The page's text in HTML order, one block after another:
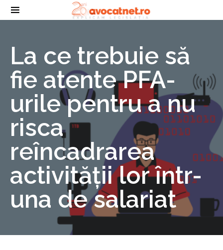
La ce trebuie să
fie atente PFA-
urile pentru a nu
risca
reîncadrarea
activității lor într-
una de salariat